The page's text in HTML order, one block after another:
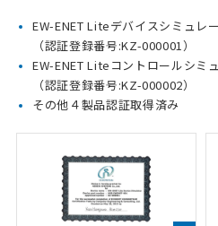
EW-ENET Liteデバイスシミュレ
（認証登録番号:KZ-000001）
EW-ENET Liteコントロールシミ
（認証登録番号:KZ-000002）
その他４製品認証取得済み